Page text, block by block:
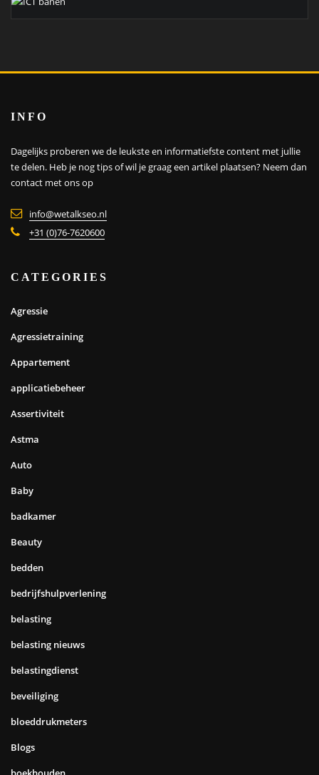
INFO
Dagelijks proberen we de leukste en informatiefste content met jullie
te delen. Heb je nog tips of wil je graag een artikel plaatsen? Neem dan
contact met ons op
info@wetalkseo.nl
+31 (0)76-7620600
CATEGORIES
Agressie
Agressietraining
Appartement
applicatiebeheer
Assertiviteit
Astma
Auto
Baby
badkamer
Beauty
bedden
bedrijfshulpverlening
belasting
belasting nieuws
belastingdienst
beveiliging
bloeddrukmeters
Blogs